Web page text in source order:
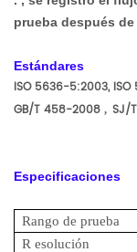
prueba después
Estándares
ISO 5636-5:2003, ISO
GB/T 458-2008 , SJ/
Especificaciones
Rango de prueba
R esolución